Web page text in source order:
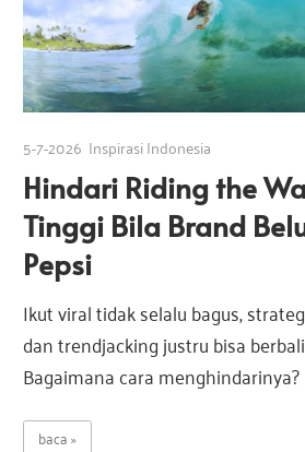
5-7-2026 Inspirasi Indonesia
Hindari Riding the
Tinggi Bila Brand
Pepsi
Ikut viral tidak selalu bagus,
dan trendjacking justru bisa
Bagaimana cara menghindarinya?
baca